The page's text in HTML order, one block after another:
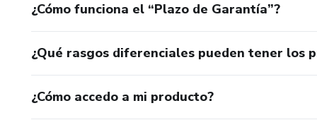
¿Cómo funciona el “Plazo de Garantía”?
¿Qué rasgos diferenciales pueden tener los
¿Cómo accedo a mi producto?